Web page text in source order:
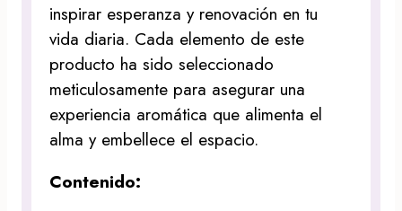
inspirar esperanza y renovación en tu
vida diaria. Cada elemento de este
producto ha sido seleccionado
meticulosamente para asegurar una
experiencia aromática que alimenta el
alma y embellece el espacio.
Contenido: